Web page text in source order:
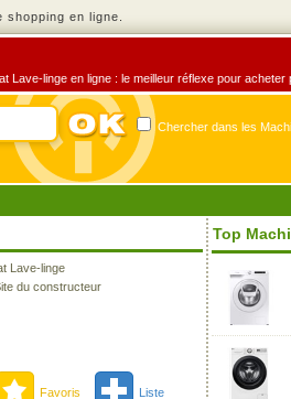
en ligne.
Lave-linge en ligne : le meilleur réflexe pour
Chercher dans les
Lave-linge
du constructeur
Favoris Liste
Top